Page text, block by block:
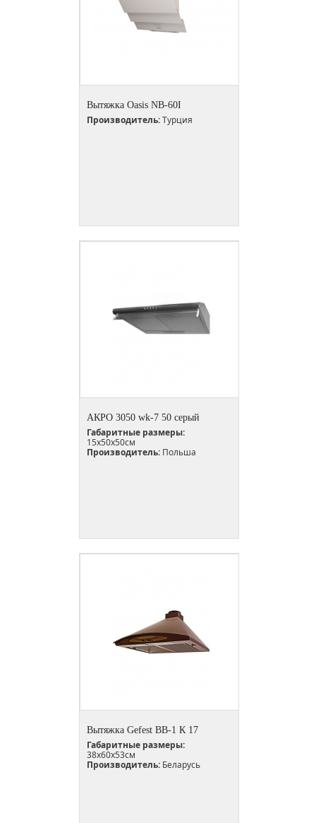
Вытяжка Oasis NB-60I
Производитель:Турция
АКРО 3050 wk-7 50 серый
Габаритные размеры:
15х50х50см
Производитель: Польша
Вытяжка Gefest ВВ-1 К 17
Габаритные размеры:
38х60х53см
Производитель: Беларусь